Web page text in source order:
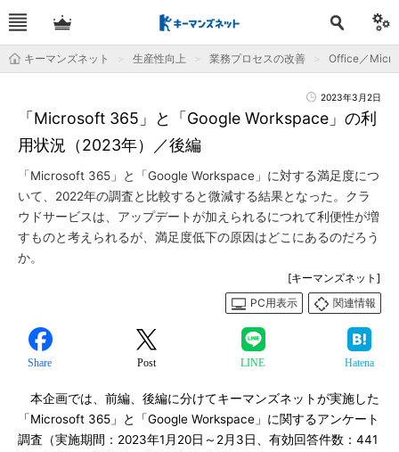
キーマンズネット 生産性向上 業務プロセスの改善 Office／
2023年3月2日
「Microsoft 365」と「Google Workspace」の利
用状況（2023年）／後編
「Microsoft 365」と「Google Workspace」に対する満足度につ
いて、2022年の調査と比較すると微減する結果となった。クラ
ウドサービスは、アップデートが加えられるにつれて利便性が増
すものと考えられるが、満足度低下の原因はどこにあるのだろう
か。
[キーマンズネット]
PC用表示
関連情報
Share Post LINE Hatena
本企画では、前編、後編に分けてキーマンズネットが実施した
「Microsoft 365」と「Google Workspace」に関するアンケート
調査（実施期間：2023年1月20日～2月3日、有効回答件数：441